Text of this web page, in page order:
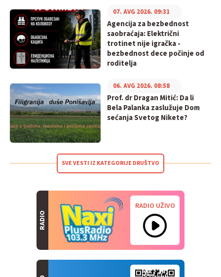
Agencija za bezbednost
saobraćaja: Električni
trotinet nije igračka -
bezbednost dece počinje od
roditelja
07. AVG 2026. 09:31
Prof. dr Dragan Mitić: Da li
Bela Palanka zaslužuje Dom
sećanja Svetog Nikete?
06. AVG 2026. 08:58
SVE VESTI IZ KATEGORIJE DRUŠTVO
RADIO
RADIO UŽIVO